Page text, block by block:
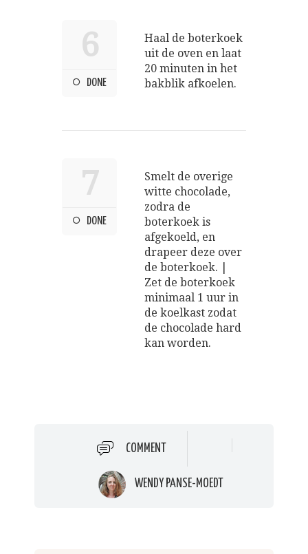
6
DONE
Haal de boterkoek
uit de oven en laat
20 minuten in het
bakblik afkoelen.
7
DONE
Smelt de overige
witte chocolade,
zodra de
boterkoek is
afgekoeld, en
drapeer deze over
de boterkoek. |
Zet de boterkoek
minimaal 1 uur in
de koelkast zodat
de chocolade hard
kan worden.
COMMENT
WENDY PANSE-MOEDT